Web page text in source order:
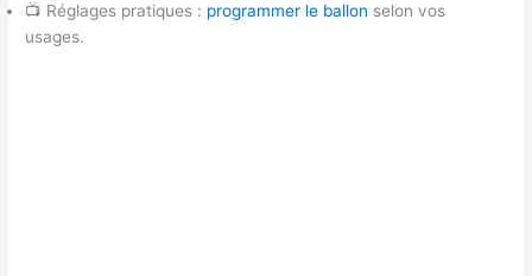
📺 Réglages pratiques : programmer le ballon selon vos
usages.